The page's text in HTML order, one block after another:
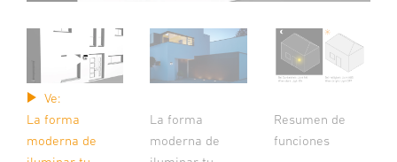
Ve:
La forma
moderna de
La forma
moderna de
Resumen de
funciones